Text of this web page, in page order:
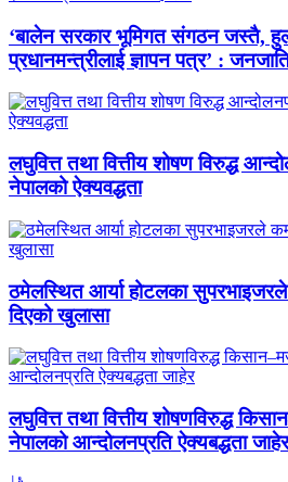
‘बालेन सरकार भूमिगत संगठन जस्तै,
प्रधानमन्त्रीलाई ज्ञापन पत्र’ :
लघुवित्त तथा वित्तीय शोषण विरुद्ध
नेपालको ऐक्यवद्धता
ठमेलस्थित आर्या होटलका सुपरभाइजरले
दिएको खुलासा
लघुवित्त तथा वित्तीय शोषणविरुद्ध
नेपालको आन्दोलनप्रति ऐक्यबद्धता जाहेर